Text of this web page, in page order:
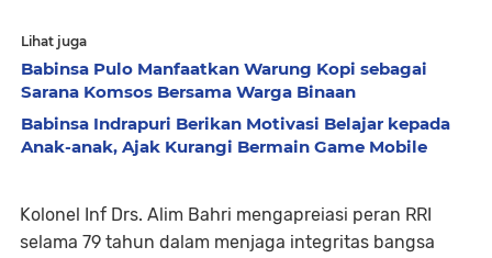
Lihat juga
Babinsa Pulo Manfaatkan Warung Kopi sebagai
Sarana Komsos Bersama Warga Binaan
Babinsa Indrapuri Berikan Motivasi Belajar kepada
Anak-anak, Ajak Kurangi Bermain Game Mobile
Kolonel Inf Drs. Alim Bahri mengapreiasi peran RRI
selama 79 tahun dalam menjaga integritas bangsa